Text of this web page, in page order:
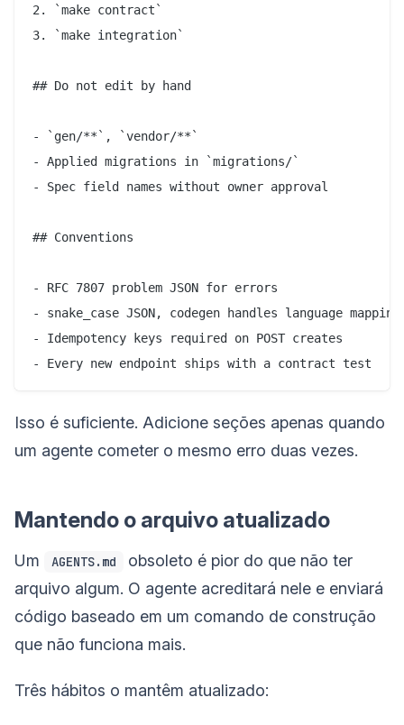
2. `make contract`
3. `make integration`
## Do not edit by hand
- `gen/**`, `vendor/**`
- Applied migrations in `migrations/`
- Spec field names without owner approval
## Conventions
- RFC 7807 problem JSON for errors
- snake_case JSON, codegen handles language mapping
- Idempotency keys required on POST creates
Isso é suficiente. Adicione seções apenas quando
um agente cometer o mesmo erro duas vezes.
Mantendo o arquivo atualizado
Um AGENTS.md
obsoleto é pior do que não ter
arquivo algum. O agente acreditará nele e enviará
código baseado em um comando de construção
que não funciona mais.
Três hábitos o mantêm atualizado: